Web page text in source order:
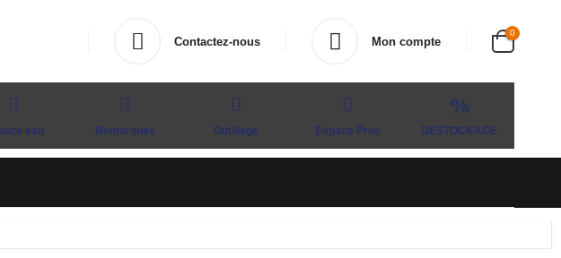
Contactez-nous Mon compte
0
eau Remorques Outillage Espace Pros DESTOCKAGE